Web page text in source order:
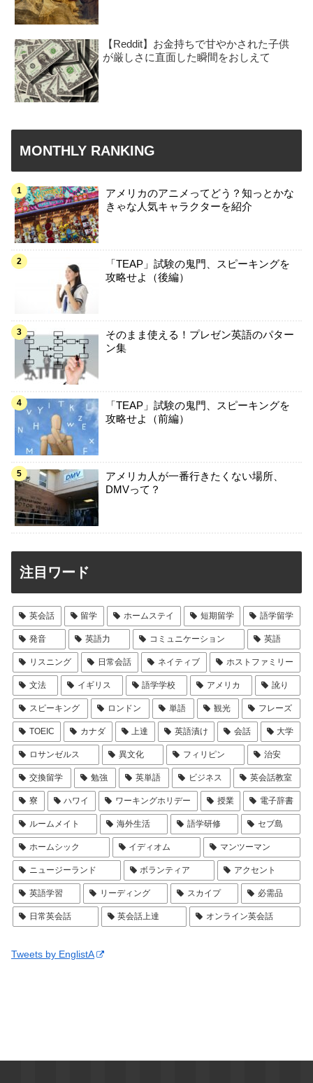
【Reddit】お金持ちで甘やかされた子供
が厳しさに直面した瞬間をおしえて
MONTHLY RANKING
アメリカのアニメってどう？知っとかな
きゃな人気キャラクターを紹介
「TEAP」試験の鬼門、スピーキングを
攻略せよ（後編）
そのまま使える！プレゼン英語のパター
ン集
「TEAP」試験の鬼門、スピーキングを
攻略せよ（前編）
アメリカ人が一番行きたくない場所、
DMVって？
注目ワード
英会話 留学 ホームステイ 短期留学 語学留学
発音 英語力 コミュニケーション 英語
リスニング 日常会話 ネイティブ ホストファミリー
文法 イギリス 語学学校 アメリカ 訛り
スピーキング ロンドン 単語 観光 フレーズ
TOEIC カナダ 上達 英語漬け 会話 大学
ロサンゼルス 異文化 フィリピン 治安
交換留学 勉強 英単語 ビジネス 英会話教室
寮 ハワイ ワーキングホリデー 授業 電子辞書
ルームメイト 海外生活 語学研修 セブ島
ホームシック イディオム マンツーマン
ニュージーランド ボランティア アクセント
英語学習 リーディング スカイプ 必需品
日常英会話 英会話上達 オンライン英会話
Tweets by EnglistA